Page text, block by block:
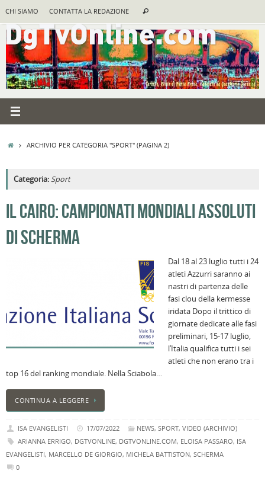
contenuto
CHI SIAMO CONTATTA LA REDAZIONE Cerca
HOMEARCHIVIO PER CATEGORIA "SPORT"(PAGINA 2)
Categoria:Sport
IL CAIRO: CAMPIONATI MONDIALI ASSOLUTI
DI SCHERMA
Dal 18 al 23 luglio tutti i 24
atleti Azzurri saranno ai
nastri di partenza delle
fasi clou della kermesse
iridata Dopo il trittico di
giornate dedicate alle fasi
preliminari, 15-17 luglio,
l’Italia qualifica tutti i sei
atleti che non erano tra i
top 16 del ranking mondiale. Nella Sciabola…
CONTINUA A LEGGERE
ISA EVANGELISTI 17/07/2022 NEWS, SPORT, VIDEO (ARCHIVIO)
ARIANNA ERRIGO, DGTVONLINE, DGTVONLINE.COM, ELOISA PASSARO, ISA
EVANGELISTI, MARCELLO DE GIORGIO, MICHELA BATTISTON, SCHERMA
0